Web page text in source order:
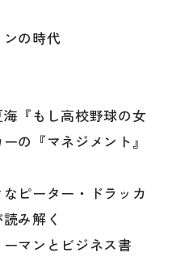
の時代
『もし高校野球の女
の『マネジメント』
ピーター・ドラッカ
み解く
マンとビジネス書